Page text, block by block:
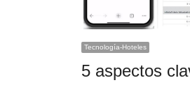
Tecnología-Hoteles
5 aspectos